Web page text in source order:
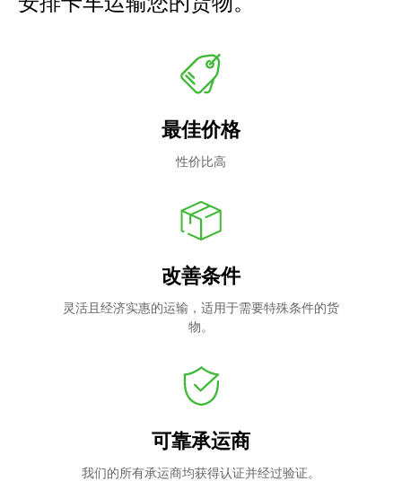
最佳价格
性价比高
改善条件
灵活且经济实惠的运输，适用于需要特殊条件的货
物。
可靠承运商
我们的所有承运商均获得认证并经过验证。